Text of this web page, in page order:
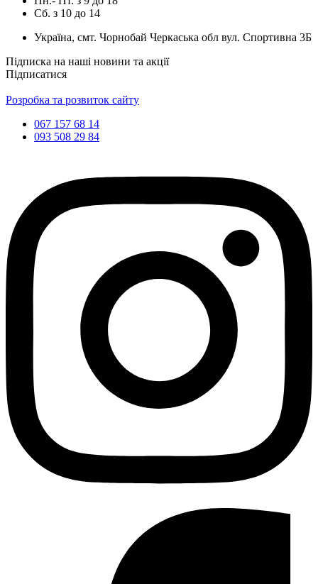
Сб. з 10 до 14
Україна, смт. Чорнобай Черкаська обл вул. Спортивна 3Б
Підписка на наші новини та акції
Підписатися
Розробка та розвиток сайту
067 157 68 14
093 508 29 84